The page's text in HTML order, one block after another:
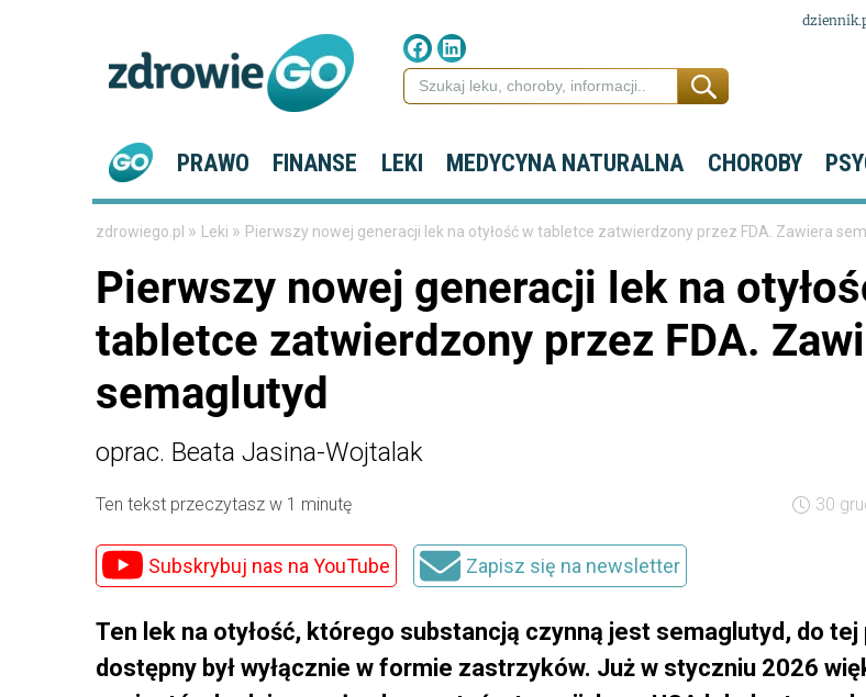
PRAWO FINANSE LEKI MEDYCYNA NATURALNA CHOROBY
zdrowiego.pl » Leki » Pierwszy nowej generacji lek na otyłość w tabletce zatwierdzony przez FDA. Zawiera
Pierwszy nowej generacji lek na
tabletce zatwierdzony przez FDA.
semaglutyd
oprac. Beata Jasina-Wojtalak
Ten tekst przeczytasz w 1 minutę 30
Subskrybuj nas na YouTube Zapisz się na newsletter
Ten lek na otyłość, którego substancją czynną jest semaglutyd, do tej
dostępny był wyłącznie w formie zastrzyków. Już w styczniu 2026